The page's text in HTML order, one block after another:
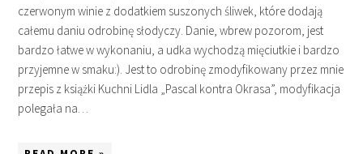
czerwonym winie z dodatkiem suszonych śliwek, które dodają
całemu daniu odrobinę słodyczy. Danie, wbrew pozorom, jest
bardzo łatwe w wykonaniu, a udka wychodzą mięciutkie i bardzo
przyjemne w smaku:). Jest to odrobinę zmodyfikowany przez mnie
przepis z książki Kuchni Lidla „Pascal kontra Okrasa”, modyfikacja
polegała na…